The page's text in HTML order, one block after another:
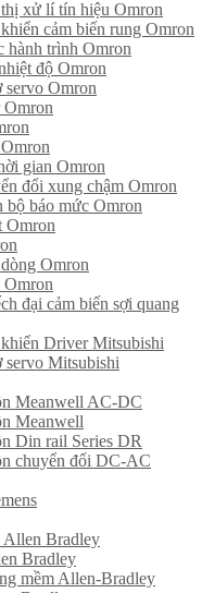
xử lí tín hiệu Omron
cảm biến rung Omron
hành trình Omron
độ Omron
Omron
Omron
gian Omron
đổi xung chậm Omron
bộ báo mức Omron
Omron
Omron
Omron
đại cảm biến sợi quang
Driver Mitsubishi
Mitsubishi
Meanwell AC-DC
Meanwell
Din rail Series DR
chuyển đổi DC-AC
Allen Bradley
Bradley
mềm Allen-Bradley